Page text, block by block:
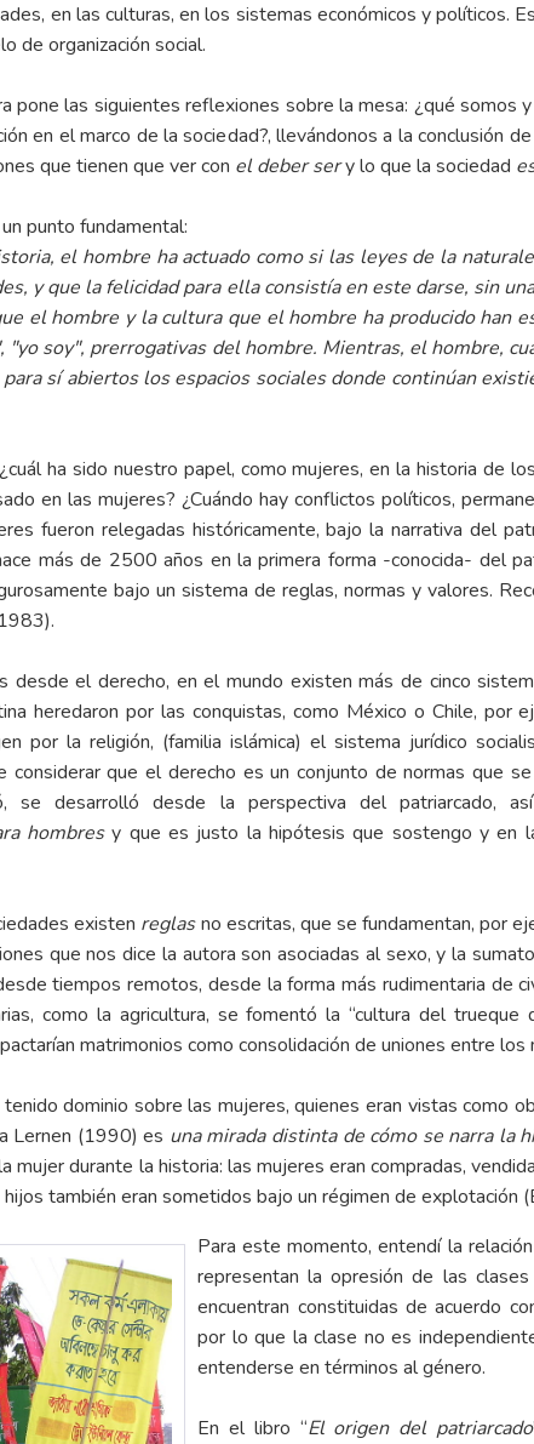
en las culturas, en los sistemas económicos y políticos.
de organización social.
pone las siguientes reflexiones sobre la mesa: ¿qué somos
en el marco de la sociedad?, llevándonos a la conclusión
que tienen que ver con el deber sery lo que la sociedad
punto fundamental:
el hombre ha actuado como si las leyes de la
y que la felicidad para ella consistía en este darse, sin
el hombre y la cultura que el hombre ha producido han
soy", prerrogativas del hombre. Mientras, el hombre,
sí abiertos los espacios sociales donde continúan
ha sido nuestro papel, como mujeres, en la historia de
en las mujeres? ¿Cuándo hay conflictos políticos,
fueron relegadas históricamente, bajo la narrativa del
más de 2500 años en la primera forma -conocida- del
bajo un sistema de reglas, normas y valores.
desde el derecho, en el mundo existen más de cinco
heredaron por las conquistas, como México o Chile, por
por la religión, (familia islámica) el sistema jurídico
considerar que el derecho es un conjunto de normas que
desarrolló desde la perspectiva del patriarcado,
hombresy que es justo la hipótesis que sostengo y en
existen reglasno escritas, que se fundamentan, por
que nos dice la autora son asociadas al sexo, y la
tiempos remotos, desde la forma más rudimentaria de
como la agricultura, se fomentó la “cultura del trueque
matrimonios como consolidación de uniones entre los
dominio sobre las mujeres, quienes eran vistas como
Lernen (1990) es una mirada distinta de cómo se narra la
durante la historia: las mujeres eran compradas,
también eran sometidos bajo un régimen de explotación
Para este momento, entendí la
representan la opresión de las
encuentran constituidas de acuerdo
por lo que la clase no es
entenderse en términos al género.
En el libro “El origen del patriarcado